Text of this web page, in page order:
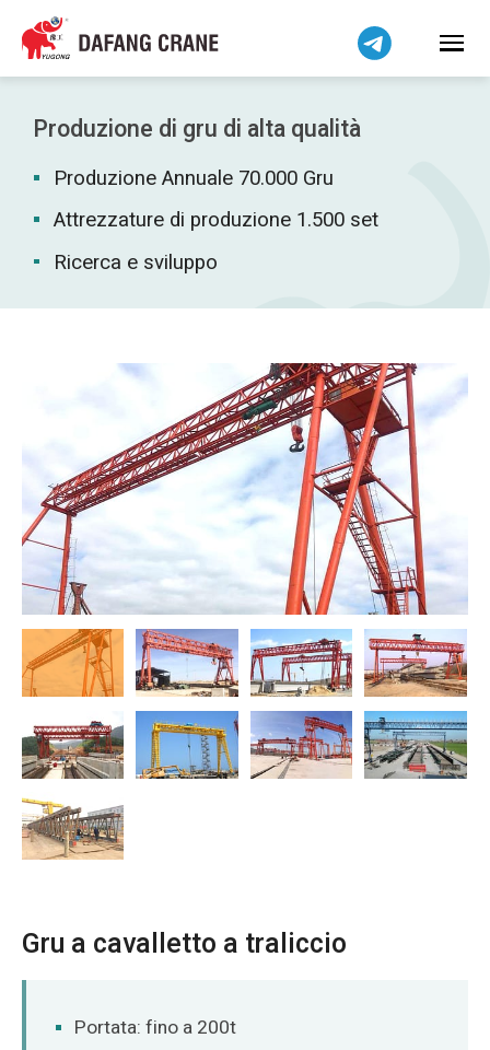
Produzione di gru di alta qualità
Produzione Annuale 70.000 Gru
Attrezzature di produzione 1.500 set
Ricerca e sviluppo
Gru a cavalletto a traliccio
Portata: fino a 200t
Bahasa Indonesia
Bahasa Melayu
Tiếng Việt
简体中文
فارسی
Pilipino
اردو
Беларуская мова
O‘zbekcha